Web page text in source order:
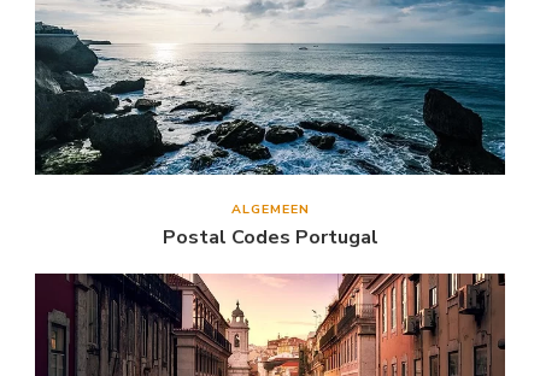
ALGEMEEN
Postal Codes Portugal